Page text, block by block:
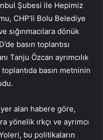
Şubesi ile Hepimiz
CHP’li Bolu Belediye
sığınmacılara dönük
basın toplantısı
Tanju Özcan ayrımcılık
toplantıda basın metninin
alan habere göre,
yönelik ırkçı ve ayrımcı
bu politikaların